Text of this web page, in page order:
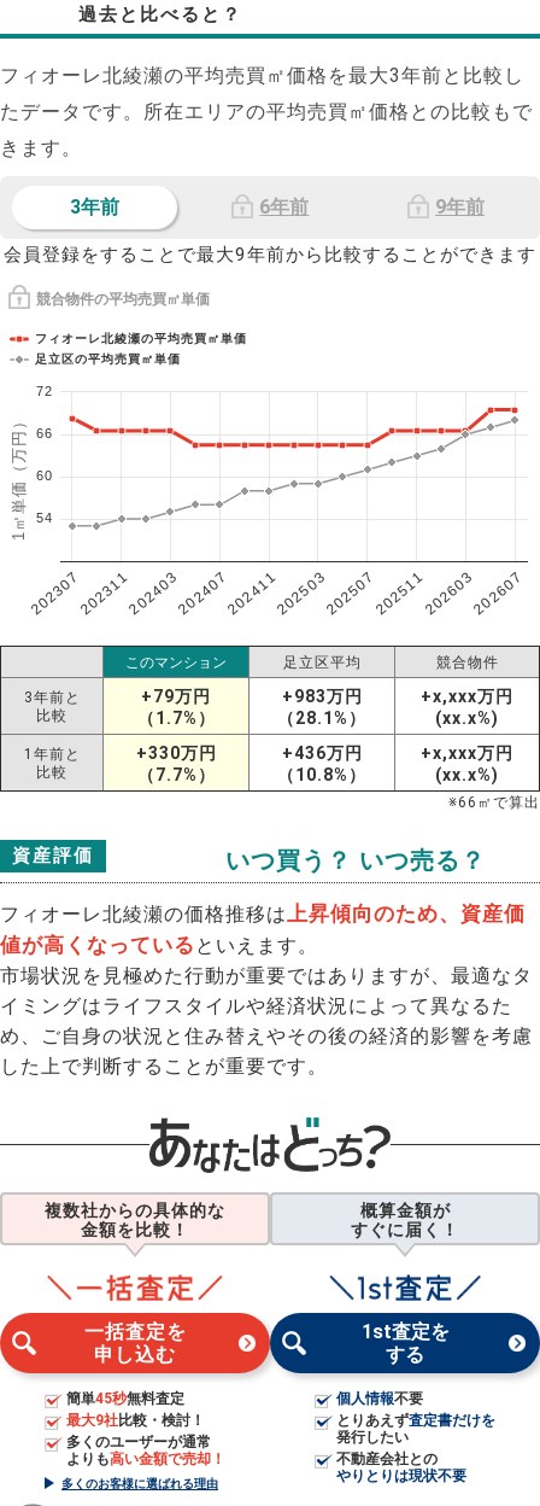
過去と比べると？
フィオーレ北綾瀬の平均売買㎡価格を最大3年前と比較し
たデータです。所在エリアの平均売買㎡価格との比較もで
きます。
3年前 6年前 9年前
会員登録をすることで最大9年前から比較することができます
競合物件の平均売買㎡単価
1㎡単価（万円）
フィオーレ北綾瀬の平均売買㎡単価
足立区の平均売買㎡単価
202307202311202403202407202411202503202507202511202603202607
54
60
66
72
このマンション 足立区平均 競合物件
3年前と
比較
+79万円
（1.7%）
+983万円
（28.1%）
+x,xxx万円
(xx.x%)
1年前と
比較
+330万円
（7.7%）
+436万円
（10.8%）
+x,xxx万円
(xx.x%)
※66 ㎡で算出
資産評価 いつ買う？ いつ売る？
フィオーレ北綾瀬の価格推移は 上昇傾向のため、資産価
値が高くなっている といえます。
市場状況を見極めた行動が重要ではありますが、最適なタ
イミングはライフスタイルや経済状況によって異なるた
め、ご自身の状況と住み替えやその後の経済的影響を考慮
した上で判断することが重要です。
複数社からの具体的な
金額を比較！
一括査定を
申し込む
簡単45秒無料査定
最大9社比較・検討！
多くのユーザーが通常
よりも高い金額で売却！
多くのお客様に選ばれる理由
概算金額が
すぐに届く！
1st査定を
する
個人情報不要
とりあえず査定書だけを
発行したい
不動産会社との
やりとりは現状不要